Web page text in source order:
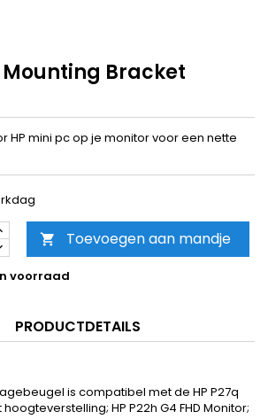
Mounting Bracket
HP mini pc op je monitor voor een nette
 Toevoegen aan mandje
voorraad
PRODUCTDETAILS
is compatibel met de HP P27q
HP P22h G4 FHD Monitor;